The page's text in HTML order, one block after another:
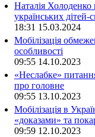
Наталія Холоденко
українських дітей-
18:31 15.03.2024
Мобілізація
особливості
09:55 14.10.2023
«Неслабке»
про головне
09:55 13.10.2023
Мобілізація в
«доказами» та
09:59 12.10.2023